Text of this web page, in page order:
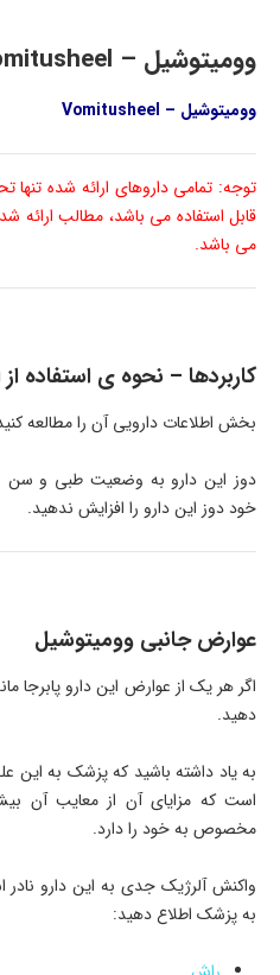
وومیتوشیل – Vomitusheel
وومیتوشیل – Vomitusheel
توجه: تمامی داروهای ارائه شده
قابل استفاده می باشد، مطالب
می باشد.
کاربردها – نحوه ی استفاده از
بخش اطلاعات دارویی آن را مطالعه
دوز این دارو به وضعیت طبی و سن
خود دوز این دارو را افزایش ندهید.
عوارض جانبی وومیتوشیل
اگر هر یک از عوارض این دارو پابرجا
دهید.
به یاد داشته باشید که پزشک به این
است که مزایای آن از معایب آن
مخصوص به خود را دارد.
واکنش آلرژیک جدی به این دارو نادر
به پزشک اطلاع دهید: